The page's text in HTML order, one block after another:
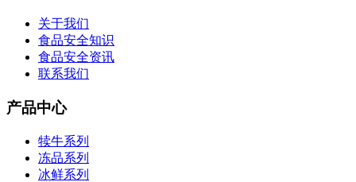
关于我们
食品安全知识
食品安全资讯
联系我们
产品中心
犊牛系列
冻品系列
冰鲜系列